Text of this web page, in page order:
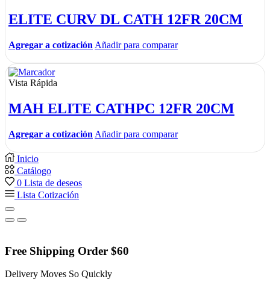
ELITE CURV DL CATH 12FR 20CM
Agregar a cotización Añadir para comparar
Vista Rápida
MAH ELITE CATHPC 12FR 20CM
Agregar a cotización Añadir para comparar
Inicio
Catálogo
0 Lista de deseos
Lista Cotización
Free Shipping Order $60
Delivery Moves So Quickly